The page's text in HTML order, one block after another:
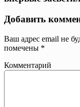
Добавить
Ваш адрес email не
помечены *
Комментарий